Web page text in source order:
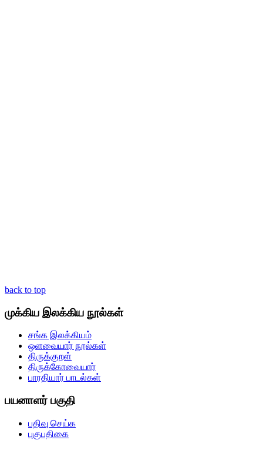
back to top
முக்கிய இலக்கிய நூல்கள்
சங்க இலக்கியம்
ஒளவையார் நூல்கள்
திருக்குறள்
திருக்கோவையார்
பாரதியார் பாடல்கள்
பயனாளர் பகுதி
பதிவு செய்க
புகுபதிகை